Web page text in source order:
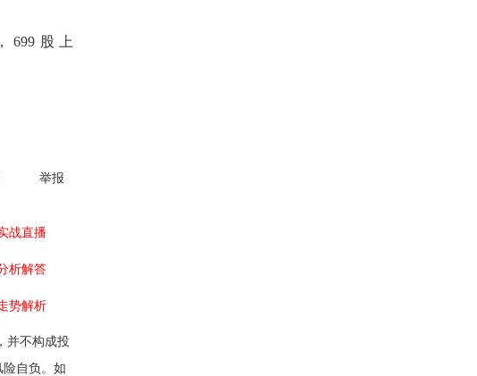
股上
举报
战直播
析解答
势解析
并不构成投
自负。如